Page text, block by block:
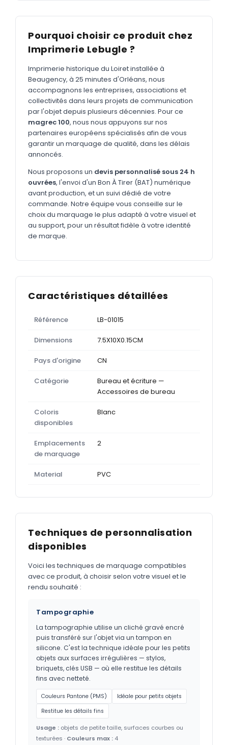
Adhésifs vitrine
Tee-shirts Nouveau
Polos Nouveau
Sweatshirts
GOODIES
Catalogue complet
Bureau & écriture
Sacs & voyages
Verres & déjeuner
Technologie
Pourquoi choisir ce produit chez
Imprimerie Lebugle ?
Imprimerie historique du Loiret installée à
Beaugency, à 25 minutes d'Orléans, nous
accompagnons les entreprises, associations et
collectivités dans leurs projets de communication
par l'objet depuis plusieurs décennies. Pour ce
magrec 100, nous nous appuyons sur nos
partenaires européens spécialisés afin de vous
garantir un marquage de qualité, dans les délais
annoncés.
Nous proposons un devis personnalisé sous 24 h
ouvrées, l'envoi d'un Bon À Tirer (BAT) numérique
avant production, et un suivi dédié de votre
commande. Notre équipe vous conseille sur le
choix du marquage le plus adapté à votre visuel et
au support, pour un résultat fidèle à votre identité
de marque.
Caractéristiques détaillées
Référence LB-01015
Dimensions 7.5X10X0.15CM
Pays d'origine CN
Catégorie
Bureau et écriture —
Accessoires de bureau
Coloris
disponibles
Blanc
Emplacements
de marquage
2
Material PVC
Techniques de personnalisation
disponibles
Voici les techniques de marquage compatibles
avec ce produit, à choisir selon votre visuel et le
rendu souhaité :
Tampographie
La tampographie utilise un cliché gravé encré
puis transféré sur l'objet via un tampon en
silicone. C'est la technique idéale pour les petits
objets aux surfaces irrégulières — stylos,
briquets, clés USB — où elle restitue les détails
fins avec netteté.
Couleurs Pantone (PMS)
Idéale pour petits objets
Restitue les détails fins
Usage : objets de petite taille, surfaces courbes ou
texturées · Couleurs max : 4